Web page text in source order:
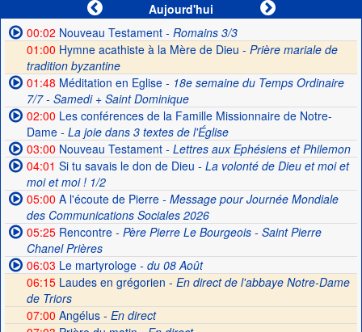
Aujourd'hui
00:02 Nouveau Testament- Romains 3/3
01:00 Hymne acathiste à la Mère de Dieu - Prière mariale de
tradition byzantine
01:48 Méditation en Eglise- 18e semaine du Temps Ordinaire
7/7 - Samedi + Saint Dominique
02:00 Les conférences de la Famille Missionnaire de Notre-
Dame- La joie dans 3 textes de l'Église
03:00 Nouveau Testament- Lettres aux Ephésiens et Philemon
04:01 Si tu savais le don de Dieu - La volonté de Dieu et moi et
moi et moi ! 1/2
05:00 A l'écoute de Pierre- Message pour Journée Mondiale
des Communications Sociales 2026
05:25Rencontre- Père Pierre Le Bourgeois - Saint Pierre
Chanel Prières
06:03 Le martyrologe- du 08 Août
06:15Laudes en grégorien - En direct de l'abbaye Notre-Dame
de Triors
07:00 Angélus - En direct